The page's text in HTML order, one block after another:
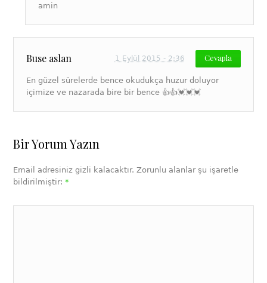
amin
Buse aslan Cevapla
1 Eylül 2015 - 2:36
En güzel sürelerde bence okudukça huzur doluyor
içimize ve nazarada bire bir bence 👍👍💓💓💓
Bir Yorum Yazın
Email adresiniz gizli kalacaktır. Zorunlu alanlar şu işaretle
bildirilmiştir:*